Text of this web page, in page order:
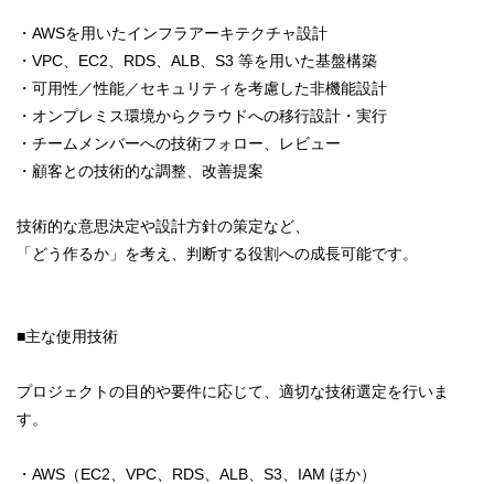
・AWSを用いたインフラアーキテクチャ設計
・VPC、EC2、RDS、ALB、S3 等を用いた基盤構築
・可用性／性能／セキュリティを考慮した非機能設計
・オンプレミス環境からクラウドへの移行設計・実行
・チームメンバーへの技術フォロー、レビュー
・顧客との技術的な調整、改善提案
技術的な意思決定や設計方針の策定など、
「どう作るか」を考え、判断する役割への成長可能です。
■主な使用技術
プロジェクトの目的や要件に応じて、適切な技術選定を行いま
す。
・AWS（EC2、VPC、RDS、ALB、S3、IAM ほか）